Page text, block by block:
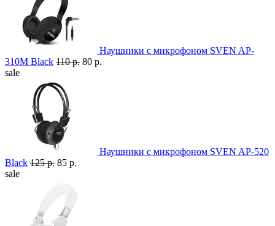
Наушники с микрофоном SVEN AP-
310M Black 110 р. 80 р.
sale
Наушники с микрофоном SVEN AP-520
Black 125 р. 85 р.
sale